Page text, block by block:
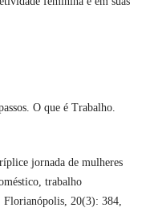
O que é Trabalho.
jornada de mulheres
trabalho
Florianópolis, 20(3): 384,